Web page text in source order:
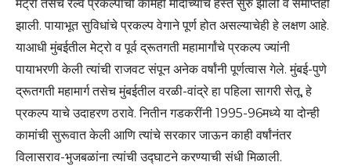
मेट्रो तसेच रेल्वे प्रकल्पांची कामेही मोदींच्याच हस्ते सुरु झाली व समाप्तही
झाली. पायाभूत सुविधांचे प्रकल्प वेगाने पूर्ण होत असल्याचेही हे लक्षण आहे.
याआधी मुंबईतील मेट्रो व पूर्व द्रूतगती महामार्गांचे प्रकल्प ज्यांनी
पायाभरणी केली त्यांची राजवट संपून अनेक वर्षांनी पूर्णत्वास गेले. मुंबई-पुणे
द्रूतगती महामार्ग तसेच मुंबईतील वरळी-वांद्रे हा पहिला सागरी सेतू, हे
प्रकल्प याचे उदाहरण ठरावे. नितीन गडकरींनी 1995-96मध्ये या दोन्ही
कामांची सुरूवात केली आणि त्यांचे सरकार जाऊन काही वर्षांनंतर
विलासराव-भुजबळांना त्यांची उद्घाटने करण्याची संधी मिळाली.